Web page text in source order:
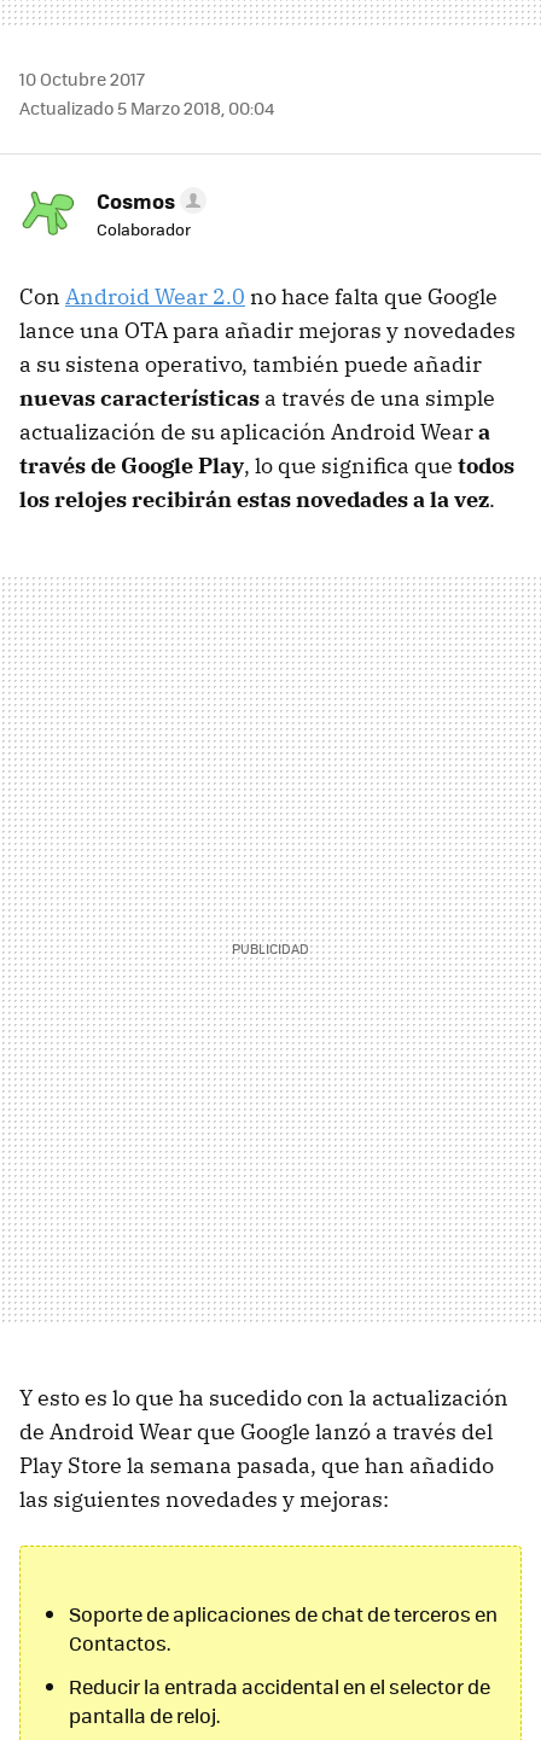
10 Octubre 2017
Actualizado 5 Marzo 2018, 00:04
Cosmos
Colaborador
Con Android Wear 2.0 no hace falta que Google
lance una OTA para añadir mejoras y novedades
a su sistena operativo, también puede añadir
nuevas características a través de una simple
actualización de su aplicación Android Weara
través de Google Play, lo que significa que todos
los relojes recibirán estas novedades a la vez.
Y esto es lo que ha sucedido con la actualización
de Android Wear que Google lanzó a través del
Play Store la semana pasada, que han añadido
las siguientes novedades y mejoras:
Soporte de aplicaciones de chat de terceros en
Contactos.
Reducir la entrada accidental en el selector de
pantalla de reloj.